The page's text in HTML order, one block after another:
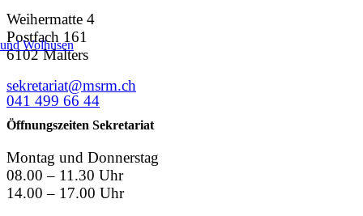
Weihermatte 4
Postfach 161
6102 Malters
sekretariat@msrm.ch
041 499 66 44
Öffnungszeiten Sekretariat
Montag und Donnerstag
08.00 – 11.30 Uhr
14.00 – 17.00 Uhr